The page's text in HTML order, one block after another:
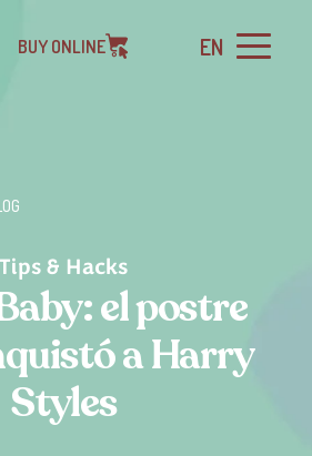
BUY ONLINE EN
Tips & Hacks
el postre
a Harry
Styles